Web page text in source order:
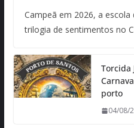
Campeã em 2026, a escola
trilogia de sentimentos no
Torcida
porto
04/08/